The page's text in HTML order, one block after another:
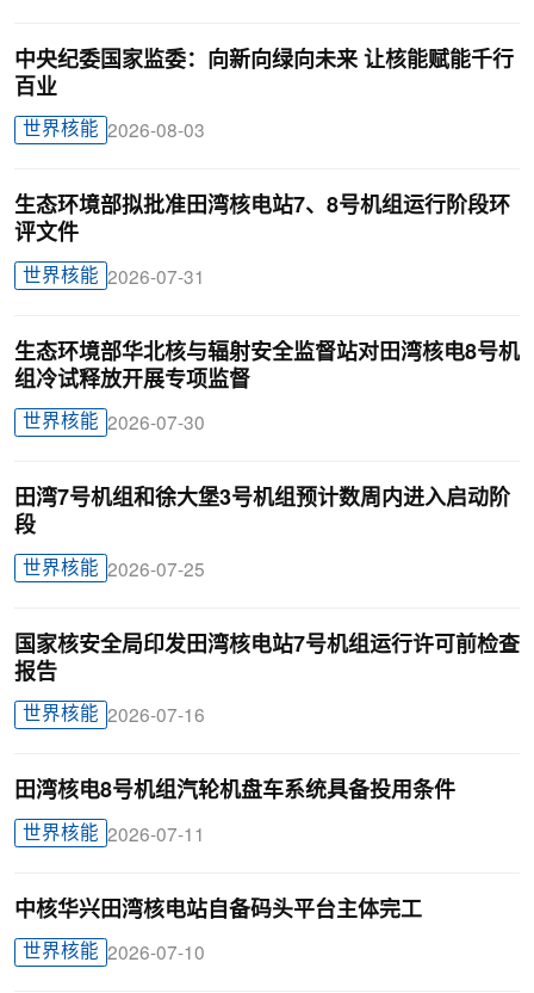
中央纪委国家监委：向新向绿向未来 让核能赋能千行
百业
世界核能 2026-08-03
生态环境部拟批准田湾核电站7、8号机组运行阶段环
评文件
世界核能 2026-07-31
生态环境部华北核与辐射安全监督站对田湾核电8号机
组冷试释放开展专项监督
世界核能 2026-07-30
田湾7号机组和徐大堡3号机组预计数周内进入启动阶
段
世界核能 2026-07-25
国家核安全局印发田湾核电站7号机组运行许可前检查
报告
世界核能 2026-07-16
田湾核电8号机组汽轮机盘车系统具备投用条件
世界核能 2026-07-11
中核华兴田湾核电站自备码头平台主体完工
世界核能 2026-07-10